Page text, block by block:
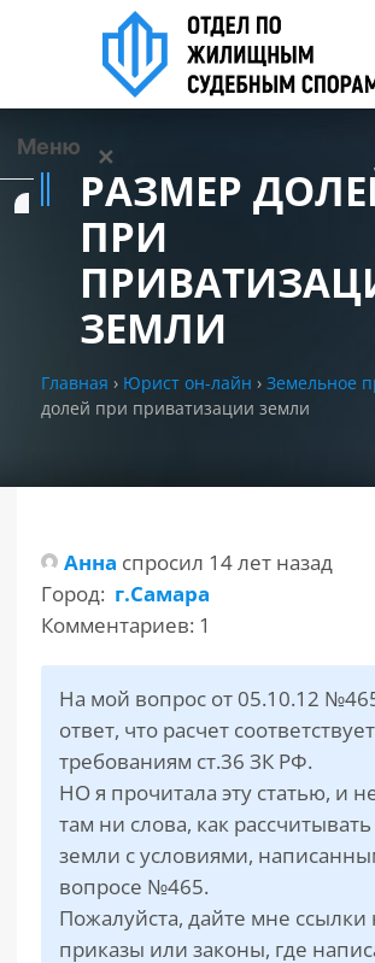
Меню ✕
Задать вопрос
РАЗДЕЛЫ
САЙТА
РАЗМЕР
ПРИ
ЗЕМЛИ
Главная › Юрист он-лайн › Земельное
долей при приватизации земли
Анна спросил 14 лет назад
Город: г.Самара
Комментариев: 1
На мой вопрос от 05.10.12
ответ, что расчет соответствует
требованиям ст.36 ЗК РФ.
НО я прочитала эту статью, и
там ни слова, как
земли с условиями,
вопросе №465.
Пожалуйста, дайте мне ссылки
приказы или законы, где